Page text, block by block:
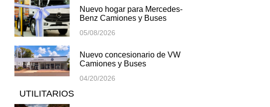
Nuevo hogar para Mercedes-
Benz Camiones y Buses
05/08/2026
Nuevo concesionario de VW
Camiones y Buses
04/20/2026
UTILITARIOS